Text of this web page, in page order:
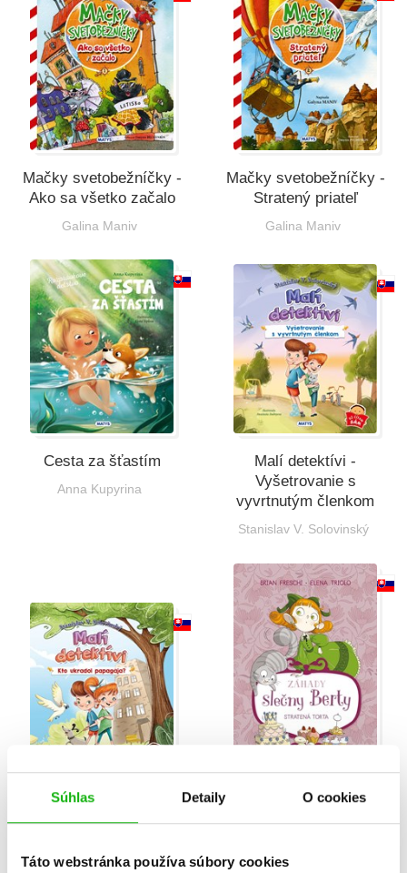
Súhlas Detaily O cookies
Táto webstránka používa súbory cookies
Mačky svetobežníčky -
Ako sa všetko začalo
Galina Maniv
Mačky svetobežníčky -
Stratený priateľ
Galina Maniv
Cesta za šťastím
Anna Kupyrina
Malí detektívi -
Vyšetrovanie s
vyvrtnutým členkom
Stanislav V. Solovinský
Malí detektívi: Kto
ukradol papagája?
Záhady slečny Berty:
Stratená torta